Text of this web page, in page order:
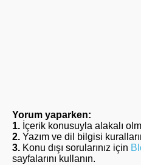
Yorum yaparken:
1. İçerik konusuyla alakalı
2. Yazım ve dil bilgisi
3. Konu dışı sorularınız için
sayfalarını kullanın.